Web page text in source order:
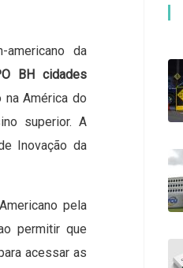
da
BH cidades
América do
superior. A
Inovação da
pela
permitir que
acessar as